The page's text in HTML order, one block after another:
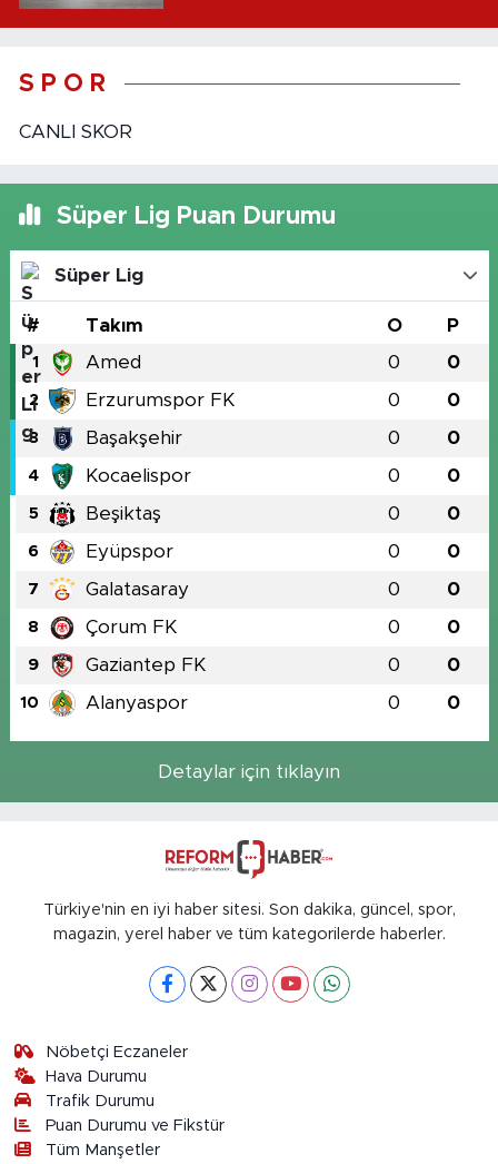
S P O R
CANLI SKOR
Süper Lig Puan Durumu
Süper Lig
# Takım O P
1 Amed 0 0
2 Erzurumspor FK 0 0
3 Başakşehir 0 0
4 Kocaelispor 0 0
5 Beşiktaş 0 0
6 Eyüpspor 0 0
7 Galatasaray 0 0
8 Çorum FK 0 0
9 Gaziantep FK 0 0
10 Alanyaspor 0 0
Detaylar için tıklayın
Türkiye'nin en iyi haber sitesi. Son dakika, güncel, spor,
magazin, yerel haber ve tüm kategorilerde haberler.
Nöbetçi Eczaneler
Hava Durumu
Trafik Durumu
Puan Durumu ve Fikstür
Tüm Manşetler